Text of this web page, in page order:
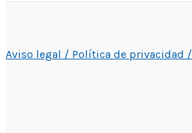
Aviso legal / Política de privacidad /